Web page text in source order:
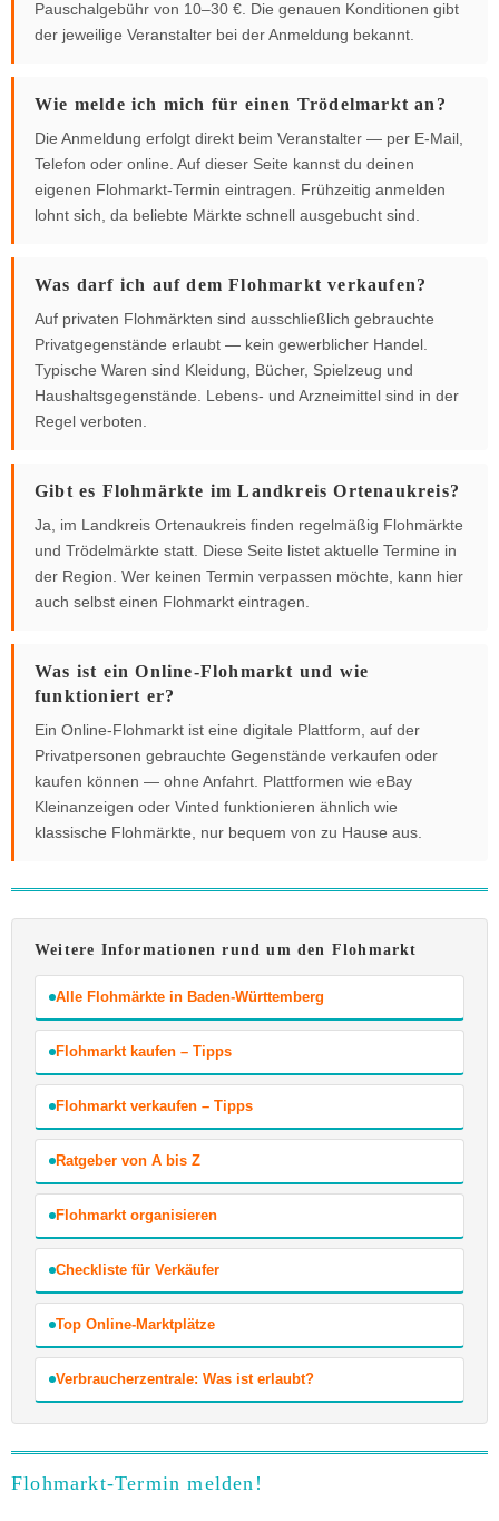
Pauschalgebühr von 10–30 €. Die genauen Konditionen gibt
der jeweilige Veranstalter bei der Anmeldung bekannt.
Wie melde ich mich für einen Trödelmarkt an?
Die Anmeldung erfolgt direkt beim Veranstalter — per E-Mail,
Telefon oder online. Auf dieser Seite kannst du deinen
eigenen Flohmarkt-Termin eintragen. Frühzeitig anmelden
lohnt sich, da beliebte Märkte schnell ausgebucht sind.
Was darf ich auf dem Flohmarkt verkaufen?
Auf privaten Flohmärkten sind ausschließlich gebrauchte
Privatgegenstände erlaubt — kein gewerblicher Handel.
Typische Waren sind Kleidung, Bücher, Spielzeug und
Haushaltsgegenstände. Lebens- und Arzneimittel sind in der
Regel verboten.
Gibt es Flohmärkte im Landkreis Ortenaukreis?
Ja, im Landkreis Ortenaukreis finden regelmäßig Flohmärkte
und Trödelmärkte statt. Diese Seite listet aktuelle Termine in
der Region. Wer keinen Termin verpassen möchte, kann hier
auch selbst einen Flohmarkt eintragen.
Was ist ein Online-Flohmarkt und wie
funktioniert er?
Ein Online-Flohmarkt ist eine digitale Plattform, auf der
Privatpersonen gebrauchte Gegenstände verkaufen oder
kaufen können — ohne Anfahrt. Plattformen wie eBay
Kleinanzeigen oder Vinted funktionieren ähnlich wie
klassische Flohmärkte, nur bequem von zu Hause aus.
Weitere Informationen rund um den Flohmarkt
Alle Flohmärkte in Baden-Württemberg
Flohmarkt kaufen – Tipps
Flohmarkt verkaufen – Tipps
Ratgeber von A bis Z
Flohmarkt organisieren
Checkliste für Verkäufer
Top Online-Marktplätze
Verbraucherzentrale: Was ist erlaubt?
Flohmarkt-Termin melden!